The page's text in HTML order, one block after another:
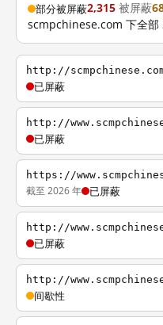
部分被屏蔽2,315 被屏蔽
scmpchinese.com 下全
http://
已屏蔽
http://
已屏蔽
https://
截至 2026 年 已屏蔽
http://
已屏蔽
http://
间歇性